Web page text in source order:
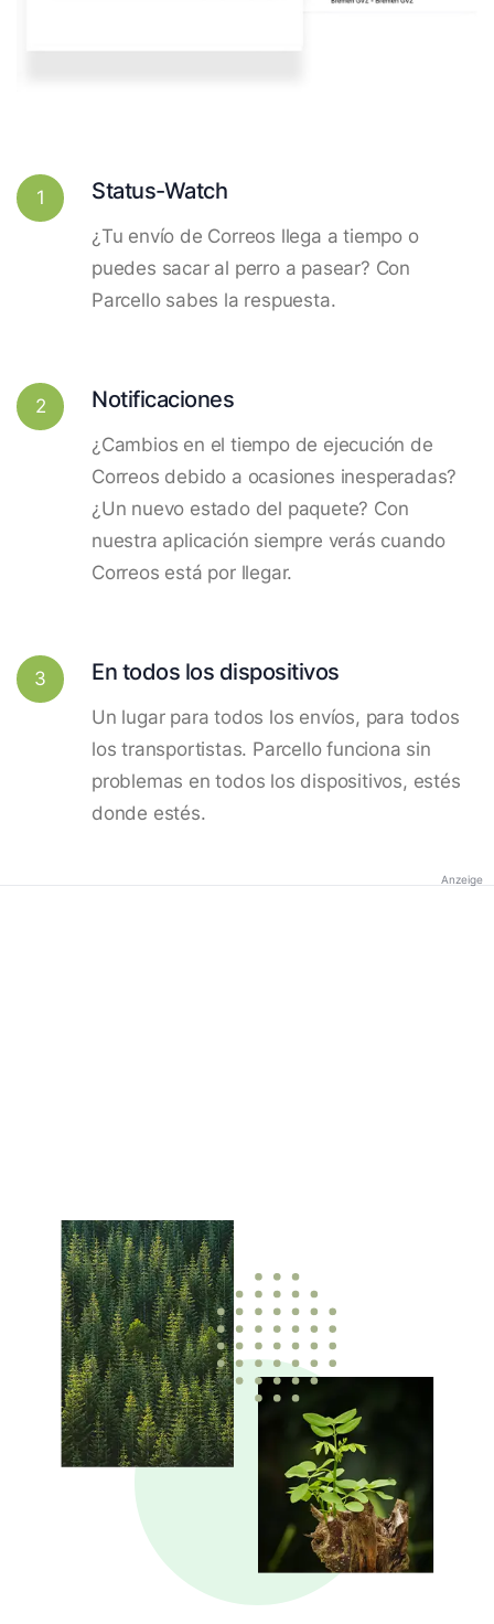
1 Status-Watch
¿Tu envío de Correos llega a tiempo o
puedes sacar al perro a pasear? Con
Parcello sabes la respuesta.
2 Notificaciones
¿Cambios en el tiempo de ejecución de
Correos debido a ocasiones inesperadas?
¿Un nuevo estado del paquete? Con
nuestra aplicación siempre verás cuando
Correos está por llegar.
3 En todos los dispositivos
Un lugar para todos los envíos, para todos
los transportistas. Parcello funciona sin
problemas en todos los dispositivos, estés
donde estés.
Anzeige